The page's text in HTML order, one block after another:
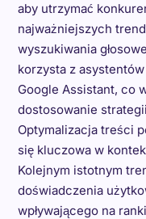
aby utrzymać
najważniejszych
wyszukiwania
korzysta z
Google Assistant, co
dostosowanie
Optymalizacja treści
się kluczowa w
Kolejnym istotnym
doświadczenia
wpływającego na